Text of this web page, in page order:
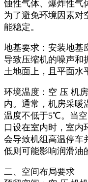
蚀性气体、爆炸性气
为了避免环境因素对
能稳定。
地基要求：安装地基
导致压缩机的噪声和
土地面上，且平面水
环境温度：空 压 机
内。通常，机房采
温度不低于5℃。当
口设在室内时，室
会导致机组高温停车
低则可能影响润滑油
二、空间布局要求